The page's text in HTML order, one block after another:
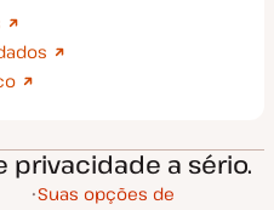
privacidade a sério.
Suas opções de